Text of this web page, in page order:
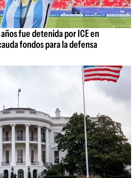
fue detenida por ICE en
fondos para la defensa